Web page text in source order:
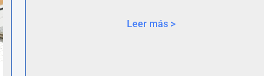
Leer más >